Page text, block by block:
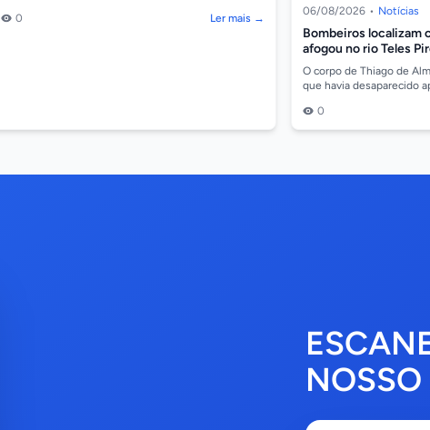
0
Ler mais →
06/08/2026 • Notícias
Bombeiros localizam
afogou no rio Teles
O corpo de Thiago de
que havia desaparecido
So...
0